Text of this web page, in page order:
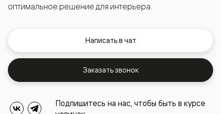
оптимальное решение для интерьера.
Написать в чат
Заказать звонок
Подпишитесь на нас, чтобы быть в курсе